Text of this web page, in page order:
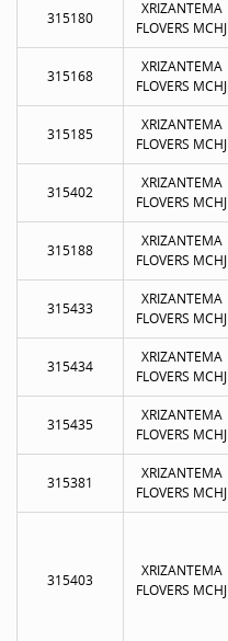
315180
XRIZANTEMA
FLOVERS MCHJ
315168
XRIZANTEMA
FLOVERS MCHJ
315185
XRIZANTEMA
FLOVERS MCHJ
315402
XRIZANTEMA
FLOVERS MCHJ
315188
XRIZANTEMA
FLOVERS MCHJ
315433
XRIZANTEMA
FLOVERS MCHJ
315434
XRIZANTEMA
FLOVERS MCHJ
315435
XRIZANTEMA
FLOVERS MCHJ
315381
XRIZANTEMA
FLOVERS MCHJ
315403
XRIZANTEMA
FLOVERS MCHJ